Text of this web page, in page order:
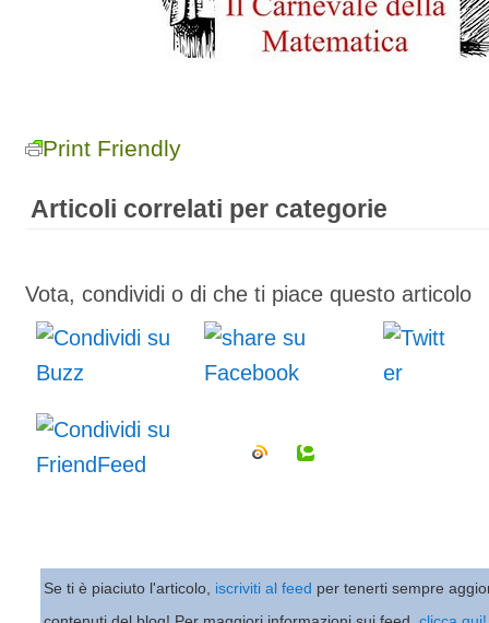
Print Friendly
Articoli correlati per categorie
Vota, condividi o di che ti piace questo articolo
Se ti è piaciuto l'articolo, iscriviti al feed per tenerti sempre